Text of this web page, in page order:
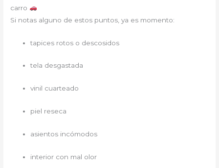
carro
Si notas alguno de estos puntos, ya es momento:
tapices rotos o descosidos
tela desgastada
vinil cuarteado
piel reseca
asientos incómodos
interior con mal olor